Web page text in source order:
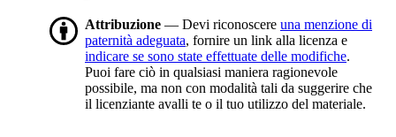
Attribuzione — Devi riconoscere una menzione di
paternità adeguata, fornire un link alla licenza e
indicare se sono state effettuate delle modifiche.
Puoi fare ciò in qualsiasi maniera ragionevole
possibile, ma non con modalità tali da suggerire che
il licenziante avalli te o il tuo utilizzo del materiale.